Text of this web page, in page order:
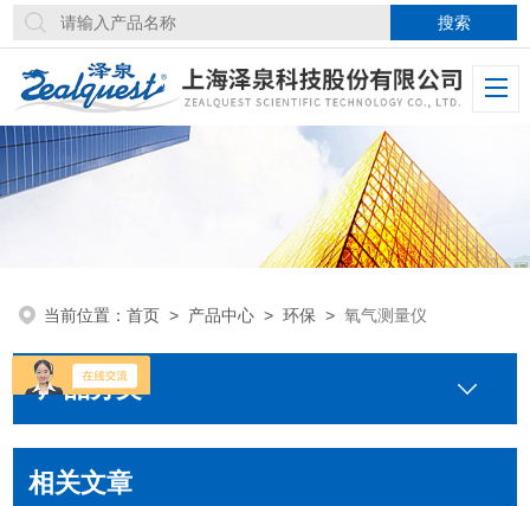
当前位置：首页 > 产品中心 >环保 >氧气测量仪
产品分类
相关文章